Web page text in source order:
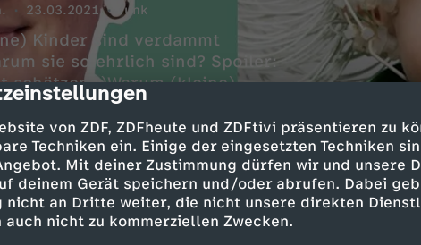
von ZDF, ZDFheute und ZDFtivi präsentieren zu
Techniken ein. Einige der eingesetzten Techniken
Mit deiner Zustimmung dürfen wir und unsere
deinem Gerät speichern und/oder abrufen. Dabei
nicht an Dritte weiter, die nicht unsere direkten
nicht zu kommerziellen Zwecken.
23.03.2021 funk
Kinder sind verdammt
sie so ehrlich sind? Spoiler:
schätzen :)Warum (kleine)
sie unsichtbar werden, wenn
spannende Fakten über eure
#funk